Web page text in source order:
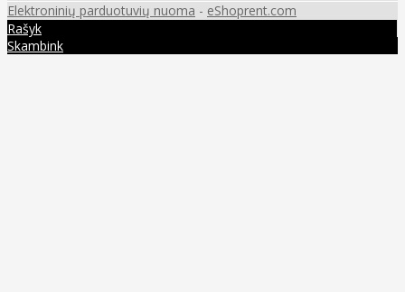
Elektroninių parduotuvių nuoma - eShoprent.com
Rašyk
Skambink